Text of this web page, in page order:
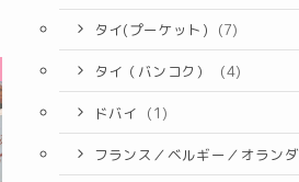
タイ(プーケット) (7)
タイ（バンコク） (4)
ドバイ (1)
フランス／ベルギー／オランダ